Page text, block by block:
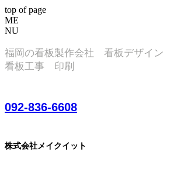
top of page
ME
NU
​福岡の看板製作会社 看板デザイン
看板工事 印刷
092-836-6608
株式会社メイクイット